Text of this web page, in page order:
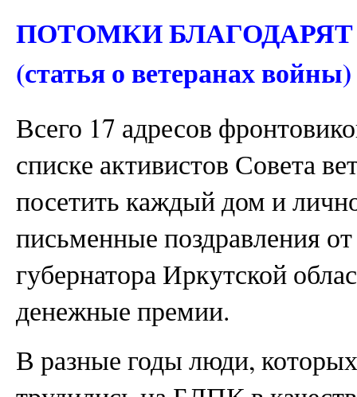
ПОТОМКИ
(статья о ветеранах войны)
Всего 17 адресов
списке активистов Совета
посетить каждый дом и
письменные поздравления
губернатора Иркутской
денежные премии.
В разные годы люди,